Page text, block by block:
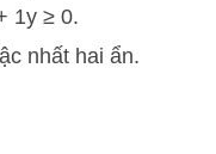
1y ≥ 0.
nhất hai ẩn.